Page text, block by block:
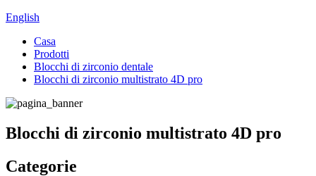
English
Casa
Prodotti
Blocchi di zirconio dentale
Blocchi di zirconio multistrato 4D pro
Blocchi di zirconio multistrato 4D pro
Categorie